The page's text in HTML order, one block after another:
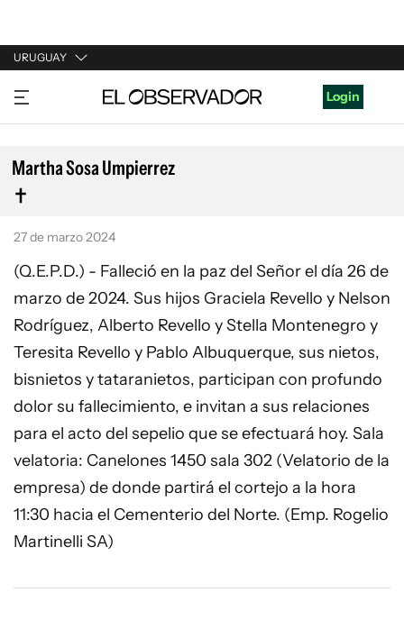
URUGUAY
URUGUAY
ARGENTINA
ESPAÑA
ESTADOS UNIDOS
Login
Martha Sosa Umpierrez
27 de marzo 2024
(Q.E.P.D.) - Falleció en la paz del Señor el día 26 de
marzo de 2024. Sus hijos Graciela Revello y Nelson
Rodríguez, Alberto Revello y Stella Montenegro y
Teresita Revello y Pablo Albuquerque, sus nietos,
bisnietos y tataranietos, participan con profundo
dolor su fallecimiento, e invitan a sus relaciones
para el acto del sepelio que se efectuará hoy. Sala
velatoria: Canelones 1450 sala 302 (Velatorio de la
empresa) de donde partirá el cortejo a la hora
11:30 hacia el Cementerio del Norte. (Emp. Rogelio
Martinelli SA)